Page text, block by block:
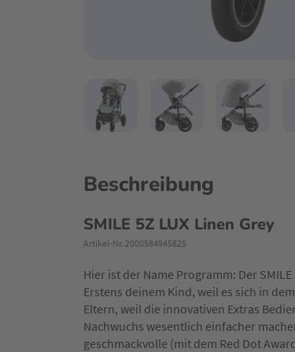
Beschreibung
SMILE 5Z LUX Linen Grey
Artikel-Nr. 2000584945825
Hier ist der Name Programm: Der
Erstens deinem Kind, weil es sich in
Eltern, weil die innovativen Extras
Nachwuchs wesentlich einfacher
geschmackvolle (mit dem Red Dot